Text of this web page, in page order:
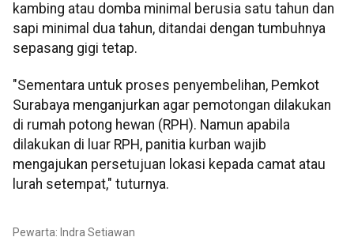
kambing atau domba minimal berusia satu tahun dan
sapi minimal dua tahun, ditandai dengan tumbuhnya
sepasang gigi tetap.
"Sementara untuk proses penyembelihan, Pemkot
Surabaya menganjurkan agar pemotongan dilakukan
di rumah potong hewan (RPH). Namun apabila
dilakukan di luar RPH, panitia kurban wajib
mengajukan persetujuan lokasi kepada camat atau
lurah setempat," tuturnya.
Pewarta: Indra Setiawan